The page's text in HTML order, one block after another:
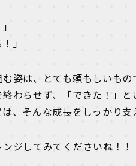
」
姿は、とても頼もしいもの
わらせず、「できた！」と
、そんな成長をしっかり支
ジしてみてくださいね！！